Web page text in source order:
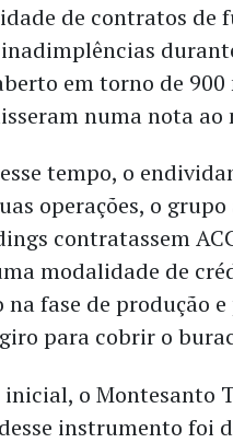
de contratos
em torno de
numa nota ao
tempo, o
operações, o
contratassem
modalidade de
na fase de produção
para cobrir o
inicial, o Montesanto
instrumento foi